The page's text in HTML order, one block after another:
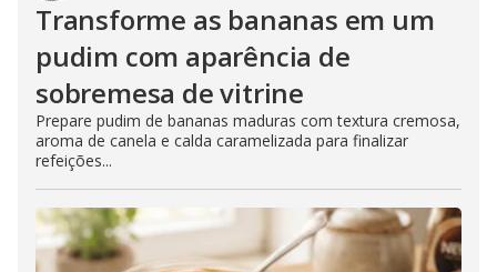
Transforme as bananas em um
pudim com aparência de
sobremesa de vitrine
Prepare pudim de bananas maduras com textura cremosa,
aroma de canela e calda caramelizada para finalizar
refeições...